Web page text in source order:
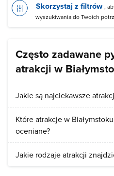
Skorzystaj z filtrów ,
wyszukiwania do Twoich
Często zadawane
atrakcji w
Jakie są najciekawsze
Turyści najchętniej odwiedzają:
Kościuszki.
Które atrakcje w
oceniane?
Najlepiej ocenianymi atrakcjami
Jakie rodzaje atrakcji